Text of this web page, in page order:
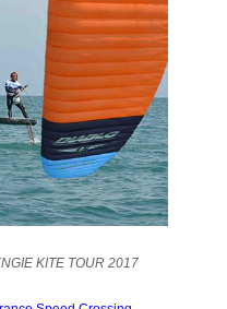
KITE TOUR 2017